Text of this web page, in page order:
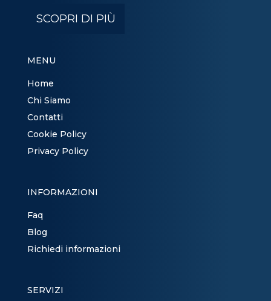
SCOPRI DI PIÙ
MENU
Home
Chi Siamo
Contatti
Cookie Policy
Privacy Policy
INFORMAZIONI
Faq
Blog
Richiedi informazioni
SERVIZI